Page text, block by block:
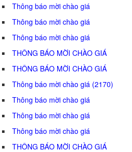
Thông báo mời chào giá
Thông báo mời chào giá
Thông báo mời chào giá
THÔNG BÁO MỜI CHÀO GIÁ
THÔNG BÁO MỜI CHÀO GIÁ
Thông báo mời chào giá (2170)
Thông báo mời chào giá
Thông báo mời chào giá
Thông báo mời chào giá
THÔNG BÁO MỜI CHÀO GIÁ